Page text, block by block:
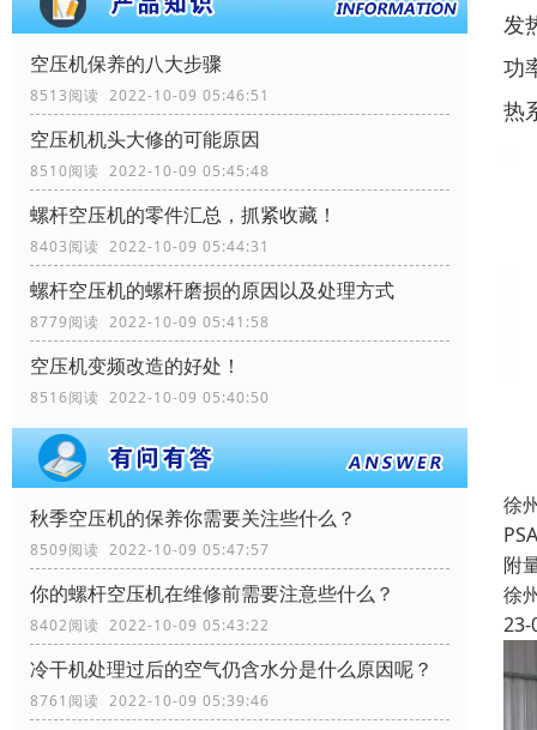
空压机保养的八大步骤
8513阅读 2022-10-09 05:46:51
空压机机头大修的可能原因
8510阅读 2022-10-09 05:45:48
螺杆空压机的零件汇总，抓紧收藏！
8403阅读 2022-10-09 05:44:31
螺杆空压机的螺杆磨损的原因以及处理方式
8779阅读 2022-10-09 05:41:58
空压机变频改造的好处！
8516阅读 2022-10-09 05:40:50
秋季空压机的保养你需要关注些什么？
8509阅读 2022-10-09 05:47:57
你的螺杆空压机在维修前需要注意些什么？
8402阅读 2022-10-09 05:43:22
冷干机处理过后的空气仍含水分是什么原因呢？
8761阅读 2022-10-09 05:39:46
发
功
热
徐
附
徐
23-